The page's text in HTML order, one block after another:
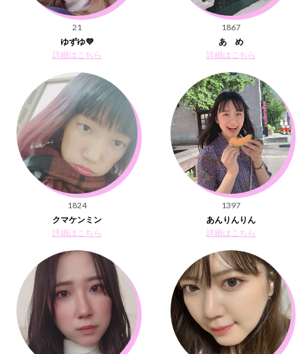
21
ゆずゆ💜
詳細はこちら
1867
あ め
詳細はこちら
1824
クマケンミン
詳細はこちら
1397
あんりんりん
詳細はこちら